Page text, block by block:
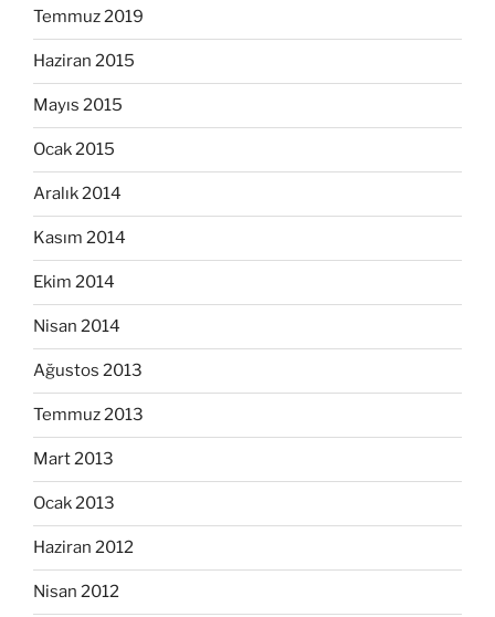
Temmuz 2019
Haziran 2015
Mayıs 2015
Ocak 2015
Aralık 2014
Kasım 2014
Ekim 2014
Nisan 2014
Ağustos 2013
Temmuz 2013
Mart 2013
Ocak 2013
Haziran 2012
Nisan 2012